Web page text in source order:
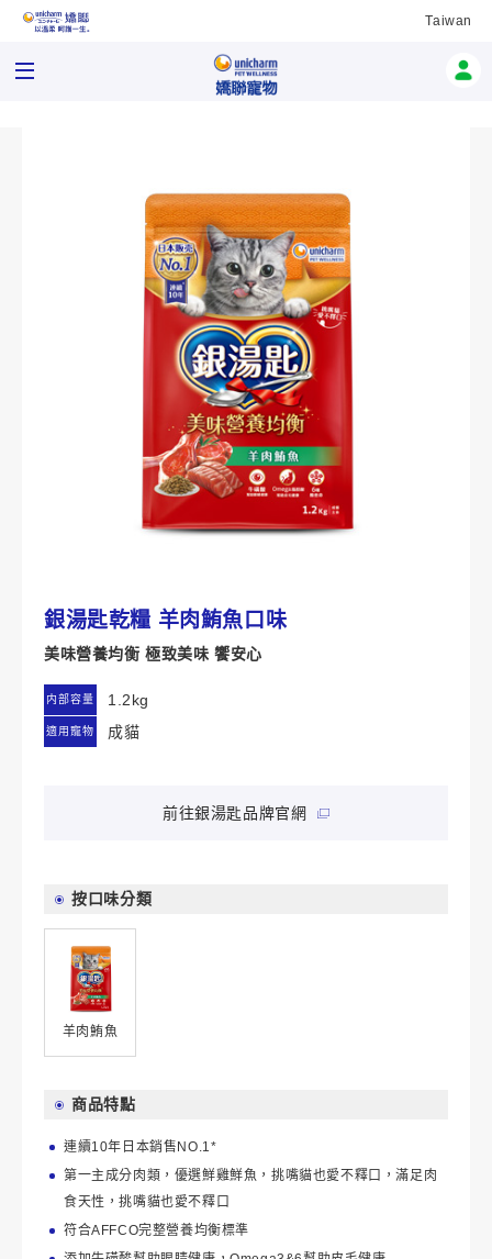
Taiwan
銀湯匙乾糧 羊肉鮪魚口味
美味營養均衡 極致美味 饗安心
内部容量 1.2kg
適用寵物 成貓
前往銀湯匙品牌官網
按口味分類
羊肉鮪魚
商品特點
連續10年日本銷售NO.1*
第一主成分肉類，優選鮮雞鮮魚，挑嘴貓也愛不釋口，滿足肉
食天性，挑嘴貓也愛不釋口
符合AFFCO完整營養均衡標準